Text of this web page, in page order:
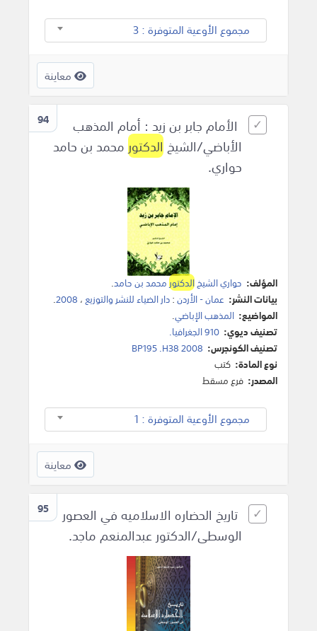
مجموع الأوعية المتوفرة : 3
معاينة
94
الأمام جابر بن زيد : أمام المذهب
الأباضي/الشيخالدكتورمحمد بن حامد
حواري.
المؤلف: حواري الشيخالدكتورمحمد بن حامد.
بيانات النشر: عمان - الأردن:دار الضياء للنشر والتوزيع، 2008
.
المواضيع: المذهب الإباضي.
تصنيف ديوي: 910 الجغرافيا.
تصنيف الكونجرس: BP195 .H38 2008
نوع المادة: كتب
المصدر: فرع مسقط
مجموع الأوعية المتوفرة : 1
معاينة
95
تاريخ الحضاره الاسلاميه في العصور
الوسطى/الدكتور عبدالمنعم ماجد.